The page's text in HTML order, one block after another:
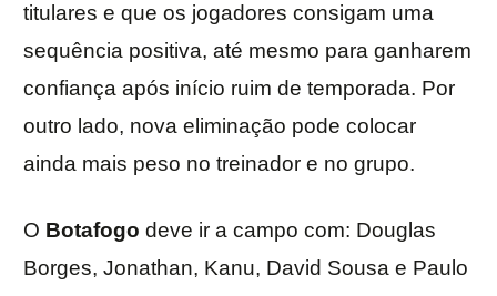
titulares e que os jogadores consigam uma
sequência positiva, até mesmo para ganharem
confiança após início ruim de temporada. Por
outro lado, nova eliminação pode colocar
ainda mais peso no treinador e no grupo.
O Botafogo deve ir a campo com: Douglas
Borges, Jonathan, Kanu, David Sousa e Paulo